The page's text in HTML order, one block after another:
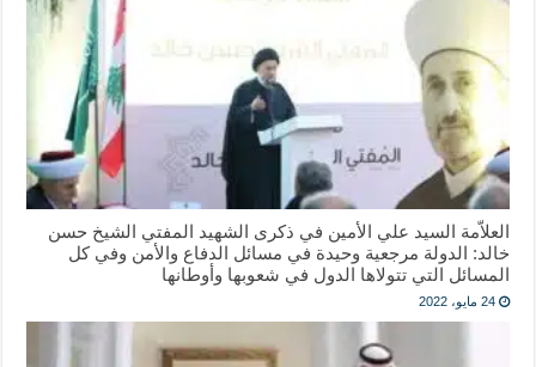
العلاّمة السيد علي الأمين في ذكرى الشهيد المفتي الشيخ حسن
خالد: الدولة مرجعية وحيدة في مسائل الدفاع والأمن وفي كل
المسائل التي تتولاها الدول في شعوبها وأوطانها
24 مايو، 2022